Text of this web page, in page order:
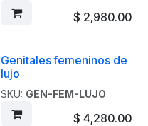
$ 2,980.00
Liquidación
Genitales femeninos de
lujo
SKU: GEN-FEM-LUJO
$ 4,280.00